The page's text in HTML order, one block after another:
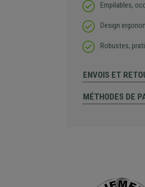
Empilables,
Design
Robustes,
ENVOIS ET
MÉTHODES DE